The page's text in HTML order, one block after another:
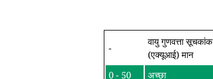
-
वायु गुणवत्ता सूचकांक
(एक्यूआई) मान
0 - 50 अच्छा